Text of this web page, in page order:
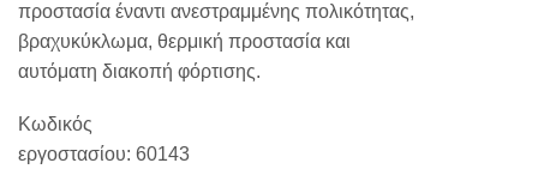
προστασία έναντι ανεστραμμένης πολικότητας,
βραχυκύκλωμα, θερμική προστασία και
αυτόματη διακοπή φόρτισης.
Κωδικός
εργοστασίου: 60143